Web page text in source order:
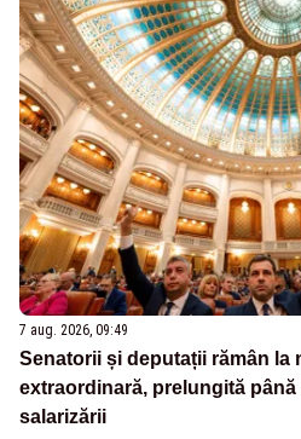
7 aug. 2026, 09:49
Senatorii și deputații rămân la
extraordinară, prelungită până
salarizării